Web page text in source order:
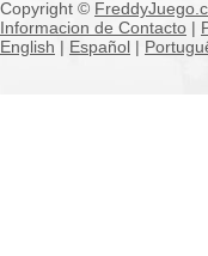
Copyright ©
Informacion de Contacto |
English | Español |